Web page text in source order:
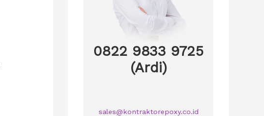
0822 9833 9725
(Ardi)
sales@kontraktorepoxy.co.id